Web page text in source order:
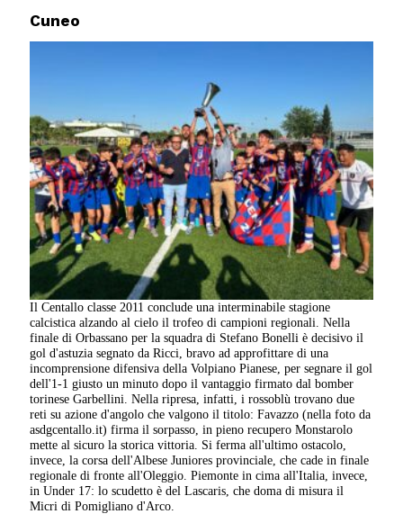
Cuneo
Il Centallo classe 2011 conclude una interminabile stagione
calcistica alzando al cielo il trofeo di campioni regionali. Nella
finale di Orbassano per la squadra di Stefano Bonelli è decisivo il
gol d'astuzia segnato da Ricci, bravo ad approfittare di una
incomprensione difensiva della Volpiano Pianese, per segnare il gol
dell'1-1 giusto un minuto dopo il vantaggio firmato dal bomber
torinese Garbellini. Nella ripresa, infatti, i rossoblù trovano due
reti su azione d'angolo che valgono il titolo: Favazzo (nella foto da
asdgcentallo.it) firma il sorpasso, in pieno recupero Monstarolo
mette al sicuro la storica vittoria. Si ferma all'ultimo ostacolo,
invece, la corsa dell'Albese Juniores provinciale, che cade in finale
regionale di fronte all'Oleggio. Piemonte in cima all'Italia, invece,
in Under 17: lo scudetto è del Lascaris, che doma di misura il
Micri di Pomigliano d'Arco.